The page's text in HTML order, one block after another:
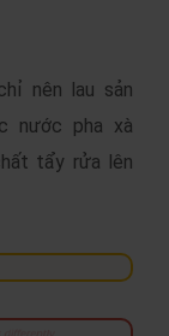
nên lau sản
nước pha xà
tẩy rửa lên